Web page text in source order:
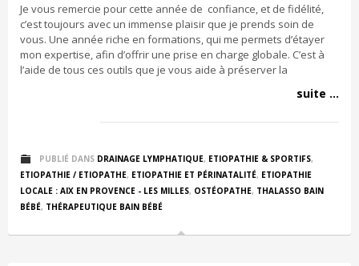
Je vous remercie pour cette année de confiance, et de fidélité,
c’est toujours avec un immense plaisir que je prends soin de
vous. Une année riche en formations, qui me permets d’étayer
mon expertise, afin d’offrir une prise en charge globale. C’est à
l’aide de tous ces outils que je vous aide à préserver la
suite ...
PUBLIÉ DANS DRAINAGE LYMPHATIQUE, ETIOPATHIE & SPORTIFS,
ETIOPATHIE / ETIOPATHE, ETIOPATHIE ET PÉRINATALITÉ, ETIOPATHIE
LOCALE : AIX EN PROVENCE - LES MILLES, OSTÉOPATHE, THALASSO BAIN
BÉBÉ, THÉRAPEUTIQUE BAIN BÉBÉ